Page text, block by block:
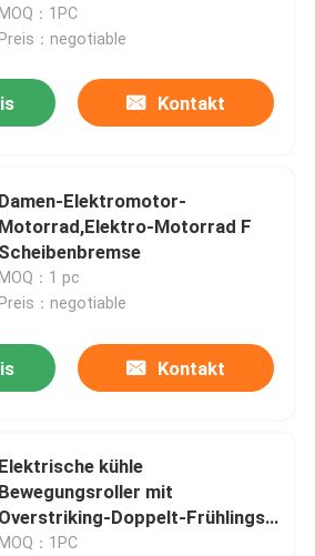
：1PC
：negotiable
Kontakt
Damen-Elektromotor-
Motorrad,Elektro-Motorrad F
Scheibenbremse
MOQ：1 pc
Preis：negotiable
Kontakt
Elektrische kühle
Bewegungsroller mit
Overstriking-Doppelt-Frühlings-
MOQ：1PC